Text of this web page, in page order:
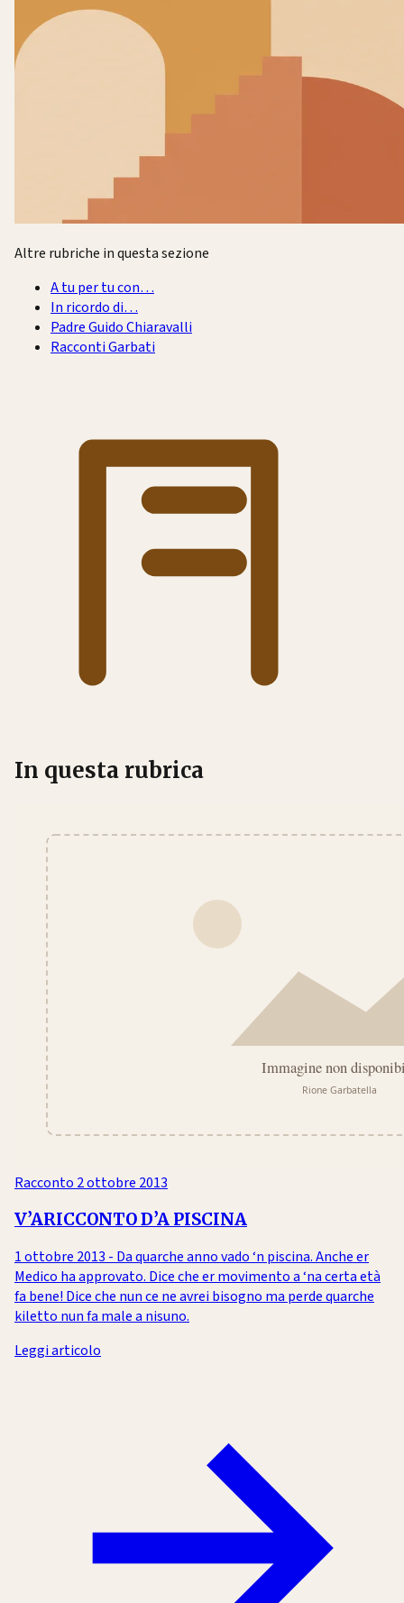
Altre rubriche in questa sezione
A tu per tu con…
In ricordo di…
Padre Guido Chiaravalli
Racconti Garbati
In questa rubrica
Racconto 2 ottobre 2013
V’ARICCONTO D’A PISCINA
1 ottobre 2013 - Da quarche anno vado ‘n piscina. Anche er
Medico ha approvato. Dice che er movimento a ‘na certa età
fa bene! Dice che nun ce ne avrei bisogno ma perde quarche
kiletto nun fa male a nisuno.
Leggi articolo